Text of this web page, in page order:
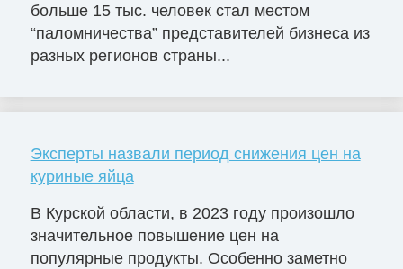
больше 15 тыс. человек стал местом
“паломничества” представителей бизнеса из
разных регионов страны...
Эксперты назвали период снижения цен на
куриные яйца
В Курской области, в 2023 году произошло
значительное повышение цен на
популярные продукты. Особенно заметно